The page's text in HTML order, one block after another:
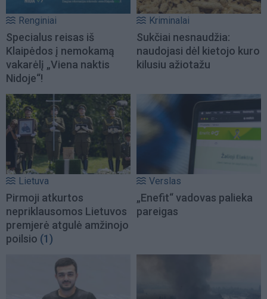
Renginiai
Specialus reisas iš
Klaipėdos į nemokamą
vakarėlį „Viena naktis
Nidoje“!
Kriminalai
Sukčiai nesnaudžia:
naudojasi dėl kietojo kuro
kilusiu ažiotažu
Lietuva
Pirmoji atkurtos
nepriklausomos Lietuvos
premjerė atgulė amžinojo
poilsio (1)
Verslas
„Enefit“ vadovas palieka
pareigas